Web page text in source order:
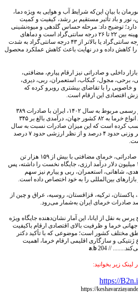
با بیان این‌که شرایط آب و هوایی به ویژه دما،
نور و باد تأثیر مستقیم بر رشد، کیفیت و کمیت
توضیح داد: مرحله حساس گلدهی و میوه‌نشینی
نیازمند دمای بهینه بین ۲۲ تا ۲۶ درجه سانتی‌گراد است و دماهای
پایین‌تر از ۷ درجه سانتی‌گراد یا بالاتر از ۴۳ درجه سانتی‌گراد به شدت
را کاهش داده و در نهایت باعث کاهش عملکرد محصول
داخلی و صادراتی نیز ارقام پیارم، مضافتی،
برحی، مجول، کبکاب، استعمران، ربی، دیری،
و خاصویی را با تقاضای بیشتری روبرو کرده که
اقتصادی این ارقام است.
بر اساس آمار رسمی مربوط به سال ۱۴۰۲، ایران با صادرات ۳۸۹
هزار و ۴۹۵ تن انواع خرما به ۸۲ کشور جهان، درآمدی بالغ بر ۳۴۵
کسب کرده است که این میزان صادرات نسبت به سال
پیش آن از نظر وزنی حدود ۴ درصد و از نظر ارزشی حدود ۷ درصد
در میان ارقام صادراتی، خرمای مضافتی با بیش از ۱۵۹ هزار تن
صادرات و ۱۸۱ میلیون دلار درآمد ارزی، جایگاه نخست را داشته، پس
شاهانی، استعمران، ربی و پیارم نیز سهم
بازارهای بین‌المللی را به خود اختصاص داده‌ است.
پاکستان، ترکیه، قزاقستان، روسیه، عراق و چین از
صادرات خرمای ایران به‌شمار می‌رود.
به نقل از ایانا، این آمار نشان‌دهنده جایگاه ویژه
جهانی خرما و ظرفیت بالای اقتصادی ارقام باکیفیت
مختلف کشور است؛ موضوعی که با تأکید دکتر
ژنتیکی و سازگاری اقلیمی ارقام خرما، اهمیت
//
204
a.b
لینک زیر بخوانید:
https://
https://